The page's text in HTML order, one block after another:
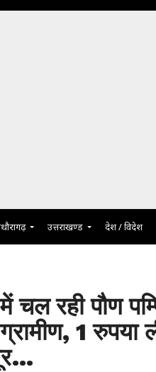
उत्तराखण्ड देश / विदेश
चल रही पौण
1